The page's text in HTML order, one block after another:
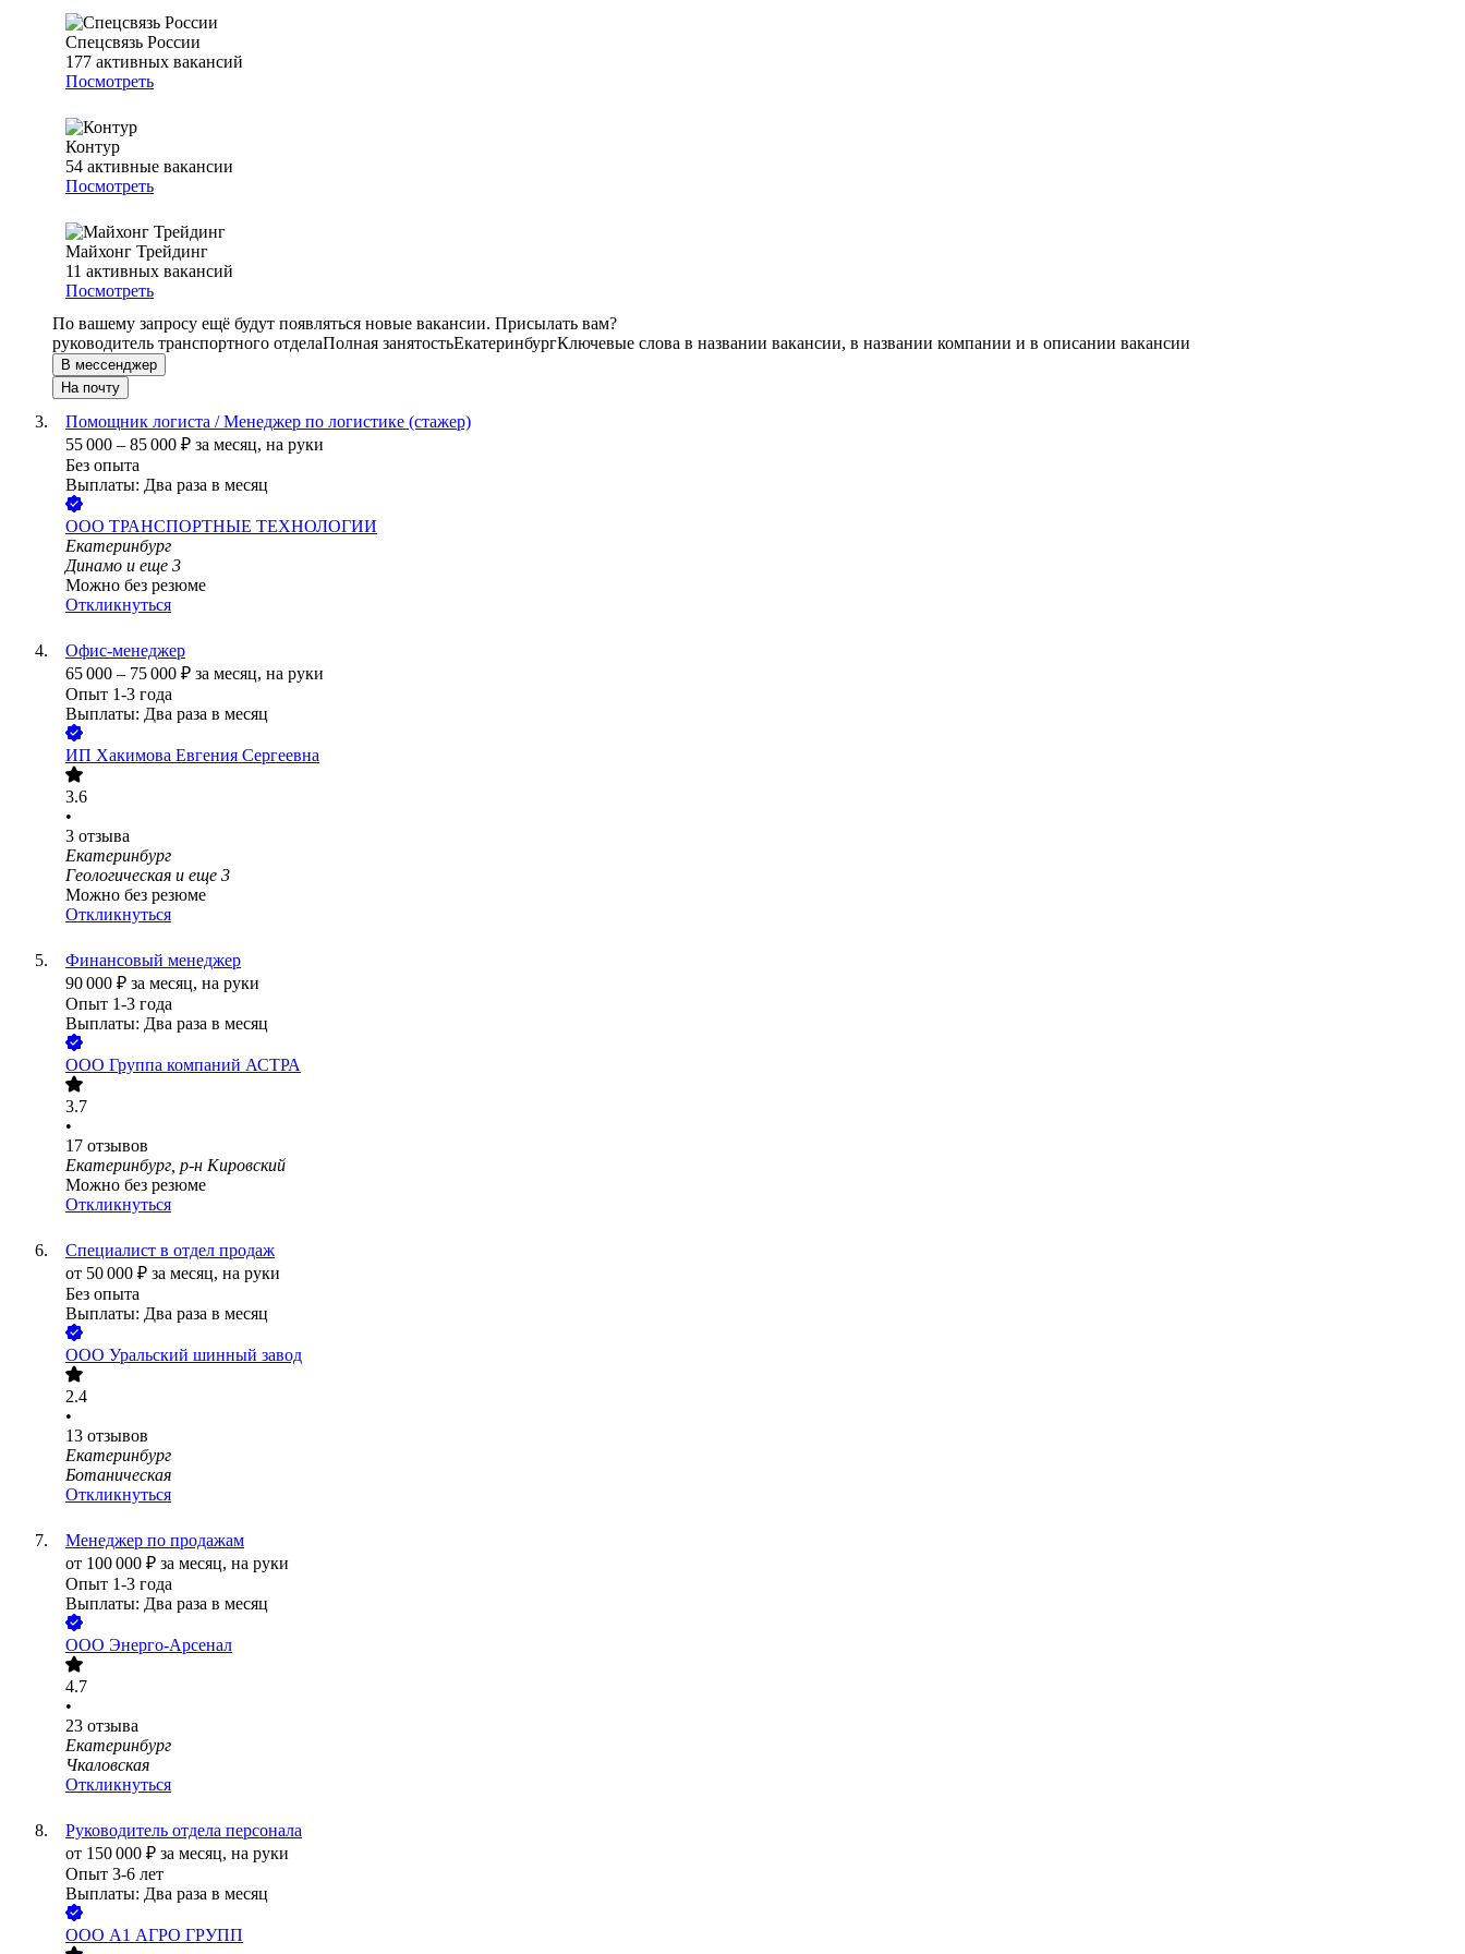
Спецсвязь России
177 активных вакансий
Посмотреть
Контур
54 активные вакансии
Посмотреть
Майхонг Трейдинг
11 активных вакансий
Посмотреть
По вашему запросу ещё будут появляться новые вакансии. Присылать вам?
руководитель транспортного отделаПолная занятостьЕкатеринбургКлючевые слова в названии вакансии, в названии компании и в описании вакансии
В мессенджер
На почту
Помощник логиста / Менеджер по логистике (стажер)
55 000 – 85 000 ₽ за месяц, на руки
Без опыта
Выплаты: Два раза в месяц
ООО ТРАНСПОРТНЫЕ ТЕХНОЛОГИИ
Екатеринбург
Динамо и еще 3
Можно без резюме
Откликнуться
Офис-менеджер
65 000 – 75 000 ₽ за месяц, на руки
Опыт 1-3 года
Выплаты: Два раза в месяц
ИП Хакимова Евгения Сергеевна
3.6
•
3 отзыва
Екатеринбург
Геологическая и еще 3
Можно без резюме
Откликнуться
Финансовый менеджер
90 000 ₽ за месяц, на руки
Опыт 1-3 года
Выплаты: Два раза в месяц
ООО Группа компаний АСТРА
3.7
•
17 отзывов
Екатеринбург, р-н Кировский
Можно без резюме
Откликнуться
Специалист в отдел продаж
от 50 000 ₽ за месяц, на руки
Без опыта
Выплаты: Два раза в месяц
ООО Уральский шинный завод
2.4
•
13 отзывов
Екатеринбург
Ботаническая
Откликнуться
Менеджер по продажам
от 100 000 ₽ за месяц, на руки
Опыт 1-3 года
Выплаты: Два раза в месяц
ООО Энерго-Арсенал
4.7
•
23 отзыва
Екатеринбург
Чкаловская
Откликнуться
Руководитель отдела персонала
от 150 000 ₽ за месяц, на руки
Опыт 3-6 лет
Выплаты: Два раза в месяц
ООО А1 АГРО ГРУПП